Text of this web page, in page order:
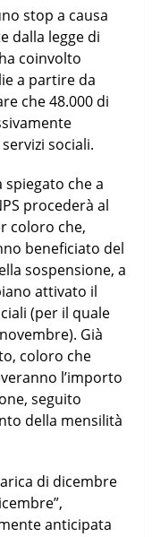
stop a causa
dalla legge di
coinvolto
a partire da
che 48.000 di
sociali.
spiegato che a
procederà al
coloro che,
beneficiato del
sospensione, a
attivato il
(per il quale
Già
coloro che
l’importo
seguito
della mensilità
di dicembre
anticipata